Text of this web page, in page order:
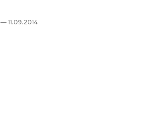
— 11.09.2014